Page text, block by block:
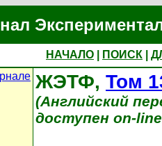
НАЧАЛО ПОИСК
ЖЭТФ, Том
(Английский
доступен on-